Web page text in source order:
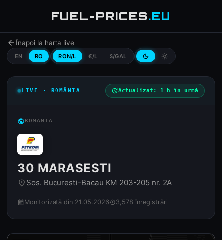
FUEL-PRICES.EU
arrow_backÎnapoi la harta live
EN RO RON/L €/L $/GAL dark_mode light_mode
LIVE · ROMÂNIA updateActualizat: 1 h în urmă
publicROMÂNIA
30 MARASESTI
place Sos. Bucuresti-Bacau KM 203-205 nr. 2A
calendar_month Monitorizată din 21.05.2026history3,578 înregistrări